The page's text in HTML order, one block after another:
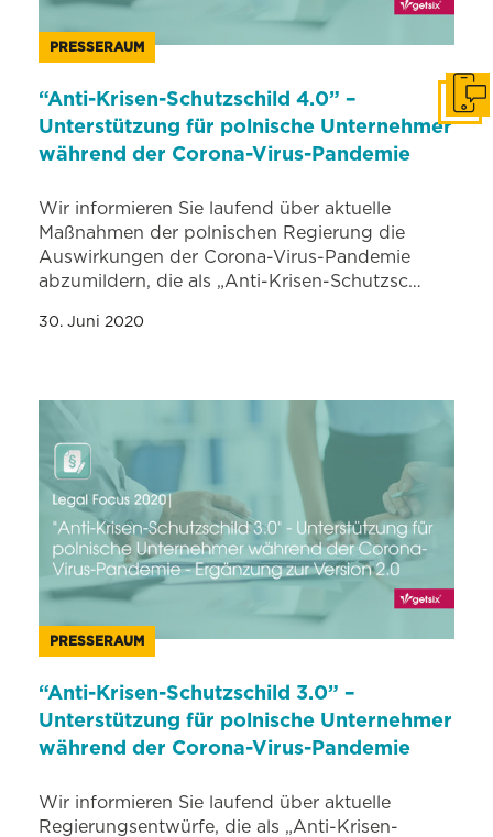
PRESSERAUM
“Anti-Krisen-Schutzschild 4.0” –
Unterstützung für polnische Unternehmer
während der Corona-Virus-Pandemie
Wir informieren Sie laufend über aktuelle
Maßnahmen der polnischen Regierung die
Auswirkungen der Corona-Virus-Pandemie
abzumildern, die als „Anti-Krisen-Schutzsc…
30. Juni 2020
PRESSERAUM
“Anti-Krisen-Schutzschild 3.0” –
Unterstützung für polnische Unternehmer
während der Corona-Virus-Pandemie
Wir informieren Sie laufend über aktuelle
Regierungsentwürfe, die als „Anti-Krisen-
In